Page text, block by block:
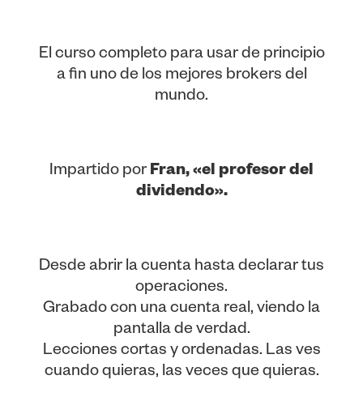
El curso completo para usar de principio
a fin uno de los mejores brokers del
mundo.
Impartido por Fran, «el profesor del
dividendo».
Desde abrir la cuenta hasta declarar tus
operaciones.
Grabado con una cuenta real, viendo la
pantalla de verdad.
Lecciones cortas y ordenadas. Las ves
cuando quieras, las veces que quieras.